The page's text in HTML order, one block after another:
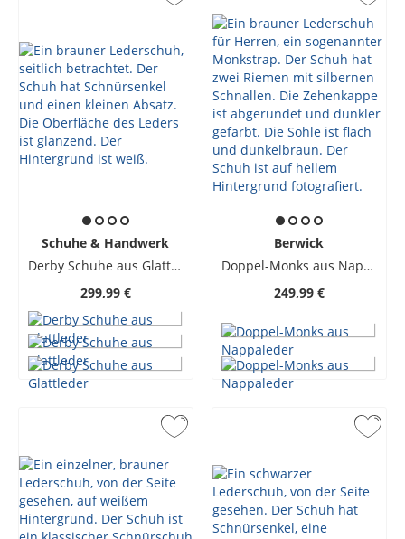
Schuhe & Handwerk
Derby Schuhe aus Glattleder
299,99 €
Berwick
Doppel-Monks aus Nappaleder
249,99 €